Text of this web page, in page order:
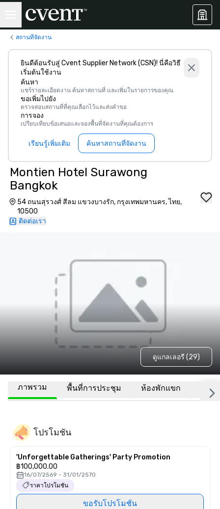
สถานที่จัดงาน
ยินดีต้อนรับสู่ Cvent Supplier Network (CSN)! นี่คือวิธี
เริ่มต้นใช้งาน
ค้นหา
แชร์รายละเอียดงาน ค้นหาสถานที่ และเพิ่มในรายการของคุณ
ขอเพิ่มไปยัง
ตรวจสอบสถานที่ที่คุณเลือกไว้และส่งคำขอ
การจอง
เปรียบเทียบข้อเสนอและจองพื้นที่จัดงานที่คุณต้องการ
เรียนรู้เพิ่มเติม ค้นหาสถานที่จัดงาน
Montien Hotel Surawong
Bangkok
54 ถนนสุรวงศ์ สีลม แขวงบางรัก, กรุงเทพมหานคร, ไทย,
10500
ติดต่อเรา
ดูแกลเลอรี (29)
ภาพรวม พื้นที่การประชุม ห้องพักแขก สถา
โปรโมชัน
'Unforgettable Gatherings' Party Promotion
฿100,000.00
16/07/2569 - 31/01/2570
ราคาโปรโมชัน
ขอรับโปรโมชั่น